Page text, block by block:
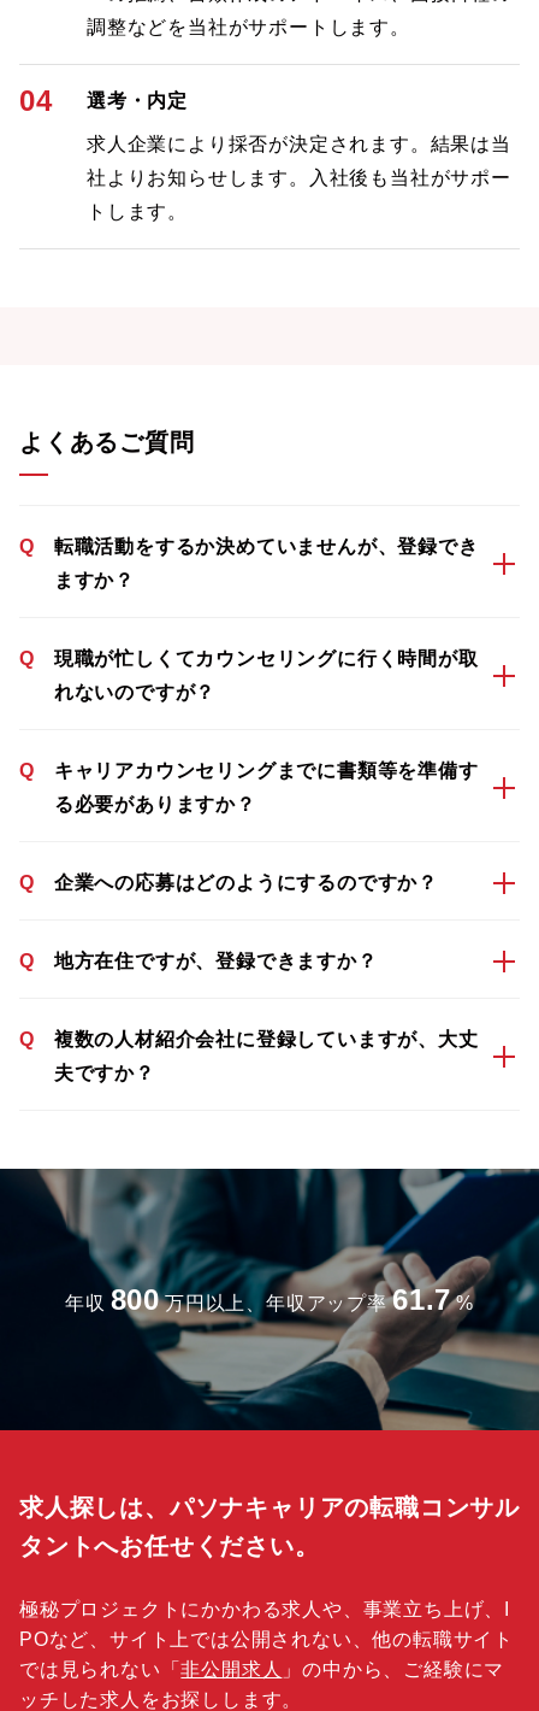
調整などを当社がサポートします。
04 選考・内定
求人企業により採否が決定されます。結果は当
社よりお知らせします。入社後も当社がサポー
トします。
よくあるご質問
Q
転職活動をするか決めていませんが、登録でき
ますか？
Q
現職が忙しくてカウンセリングに行く時間が取
れないのですが？
Q
キャリアカウンセリングまでに書類等を準備す
る必要がありますか？
Q 企業への応募はどのようにするのですか？
Q 地方在住ですが、登録できますか？
Q
複数の人材紹介会社に登録していますが、大丈
夫ですか？
年収 800 万円以上、年収アップ率 61.7 %
求人探しは、パソナキャリアの転職コンサル
タントへお任せください。
極秘プロジェクトにかかわる求人や、事業立ち上げ、I
POなど、サイト上では公開されない、他の転職サイト
では見られない「非公開求人 」の中から、ご経験にマ
ッチした求人をお探しします。